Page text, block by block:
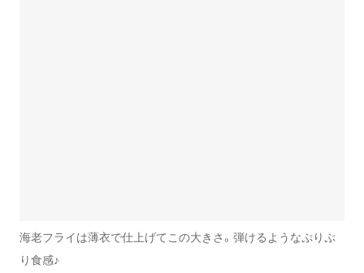
海老フライは薄衣で仕上げてこの大きさ。弾けるようなぷりぷ
り食感♪